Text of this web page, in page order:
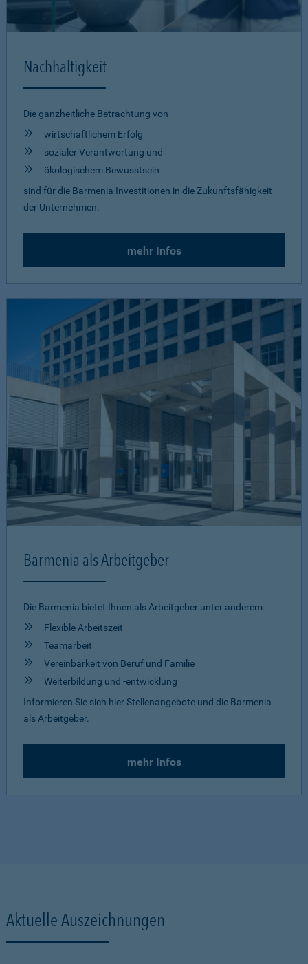
Nachhaltigkeit
Die ganzheitliche Betrachtung von
wirtschaftlichem Erfolg
sozialer Verantwortung und
ökologischem Bewusstsein
sind für die Barmenia Investitionen in die Zukunftsfähigkeit
der Unternehmen.
mehr Infos
Barmenia als Arbeitgeber
Die Barmenia bietet Ihnen als Arbeitgeber unter anderem
Flexible Arbeitszeit
Teamarbeit
Vereinbarkeit von Beruf und Familie
Weiterbildung und -entwicklung
Informieren Sie sich hier Stellenangebote und die Barmenia
als Arbeitgeber.
mehr Infos
Aktuelle Auszeichnungen